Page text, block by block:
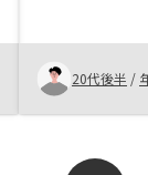
20代後半 /